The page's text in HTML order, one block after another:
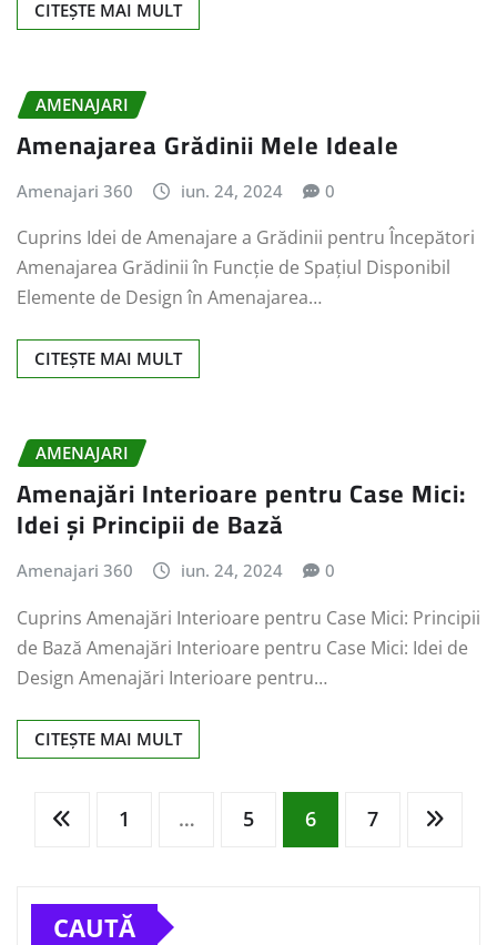
CITEȘTE MAI MULT
AMENAJARI
Amenajarea Grădinii Mele Ideale
Amenajari 360 iun. 24, 2024 0
Cuprins Idei de Amenajare a Grădinii pentru Începători
Amenajarea Grădinii în Funcție de Spațiul Disponibil
Elemente de Design în Amenajarea…
CITEȘTE MAI MULT
AMENAJARI
Amenajări Interioare pentru Case Mici:
Idei și Principii de Bază
Amenajari 360 iun. 24, 2024 0
Cuprins Amenajări Interioare pentru Case Mici: Principii
de Bază Amenajări Interioare pentru Case Mici: Idei de
Design Amenajări Interioare pentru…
CITEȘTE MAI MULT
Paginație
articole
1 … 5 6 7
CAUTĂ